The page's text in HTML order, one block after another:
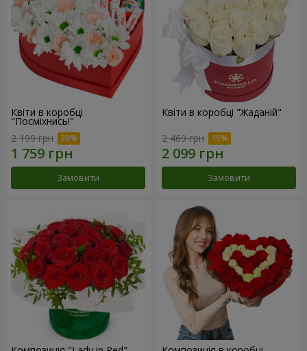
Квіти в коробці
"Посміхнись!"
2 199 грн
Замовити
Квіти в коробці "Жаданій"
2 469 грн
Замовити